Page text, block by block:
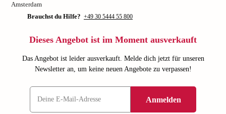
Amsterdam
Brauchst du Hilfe? +49 30 5444 55 800
Dieses Angebot ist im Moment ausverkauft
Das Angebot ist leider ausverkauft. Melde dich jetzt für unseren
Newsletter an, um keine neuen Angebote zu verpassen!
Anmelden